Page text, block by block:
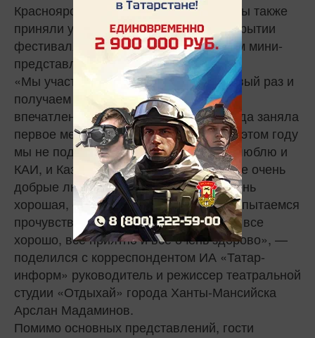
Красноярска и Казани. Все эти команды также
приняли участие в торжественном открытии
фестиваля и показали своим зрителям мини-
представления по три минуты.
«Мы участвуем в фестивале не в первый раз и
получаем от всего этого невероятные
впечатления. В 2012 году наша команда заняла
первое место, и мы надеемся, что и в этом году
мы не подкачаем. А вообще, я очень люблю и
КАИ, и Казань. На самом же фестивале очень
добрые люди, и сама организация очень
хорошая, сейчас как раз все смотрим, пытаемся
прочувствовать атмосферу. Вроде бы все
хорошо, все приятно и все очень здорово», —
поделился с корреспондентом ИА «Татар-
информ» руководитель и режиссер театральной
студии «Отдыхай» города Ханты-Мансийска
Арслан Мадаминов.
Помимо основных представлений, гости